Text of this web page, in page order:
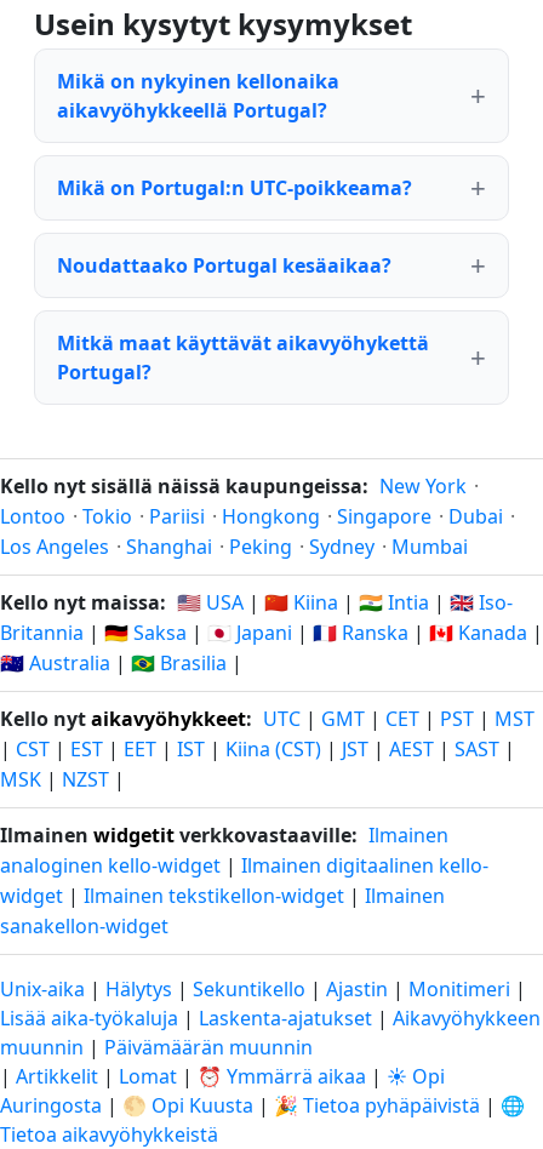
Usein kysytyt kysymykset
Mikä on nykyinen kellonaika
aikavyöhykkeellä Portugal?
Mikä on Portugal:n UTC-poikkeama?
Noudattaako Portugal kesäaikaa?
Mitkä maat käyttävät aikavyöhykettä
Portugal?
Kello nyt sisällä näissä kaupungeissa: New York ·
Lontoo · Tokio · Pariisi · Hongkong · Singapore · Dubai ·
Los Angeles · Shanghai · Peking · Sydney · Mumbai
Kello nyt maissa: 🇺🇸 USA | 🇨🇳 Kiina | 🇮🇳 Intia | 🇬🇧 Iso-
Britannia | 🇩🇪 Saksa | 🇯🇵 Japani | 🇫🇷 Ranska | 🇨🇦 Kanada |
🇦🇺 Australia | 🇧🇷 Brasilia |
Kello nytaikavyöhykkeet: UTC | GMT | CET | PST | MST
| CST | EST | EET | IST | Kiina (CST) | JST | AEST | SAST |
MSK | NZST |
Ilmainen widgetitverkkovastaaville: Ilmainen
analoginen kello-widget | Ilmainen digitaalinen kello-
widget | Ilmainen tekstikellon-widget | Ilmainen
sanakellon-widget
Unix-aika | Hälytys | Sekuntikello | Ajastin | Monitimeri |
Lisää aika-työkaluja | Laskenta-ajatukset | Aikavyöhykkeen
muunnin | Päivämäärän muunnin
| Artikkelit | Lomat | ⏰ Ymmärrä aikaa | ☀️ Opi
Auringosta | 🌕 Opi Kuusta | 🎉 Tietoa pyhäpäivistä | 🌐
Tietoa aikavyöhykkeistä